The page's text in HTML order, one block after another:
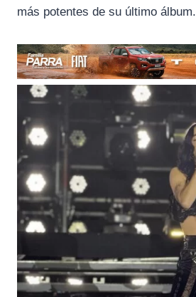
más potentes de su último álbum.